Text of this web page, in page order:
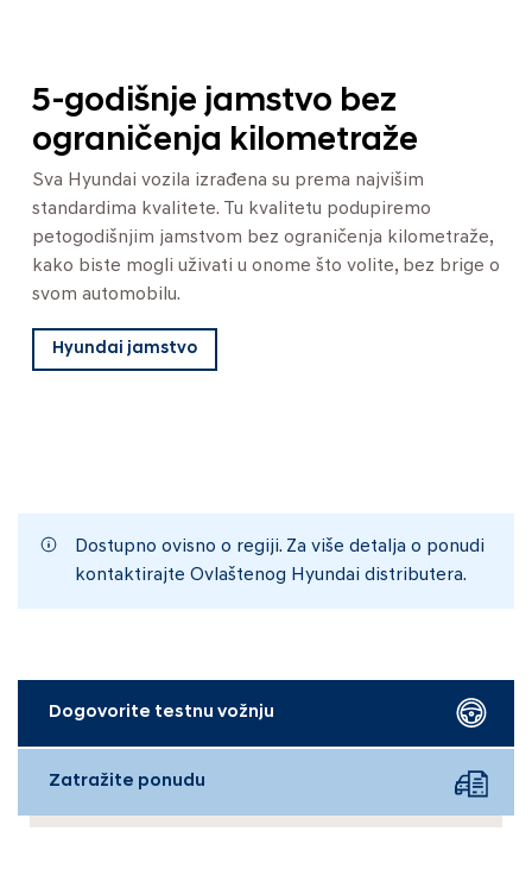
5-godišnje jamstvo bez
ograničenja kilometraže
Sva Hyundai vozila izrađena su prema najvišim
standardima kvalitete. Tu kvalitetu podupiremo
petogodišnjim jamstvom bez ograničenja kilometraže,
kako biste mogli uživati u onome što volite, bez brige o
svom automobilu.
Hyundai jamstvo
Dostupno ovisno o regiji. Za više detalja o ponudi
kontaktirajte Ovlaštenog Hyundai distributera.
Dogovorite testnu vožnju
Zatražite ponudu